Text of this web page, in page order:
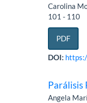
Carolina
101 - 110
PDF
DOI:
Parálisis
Angela